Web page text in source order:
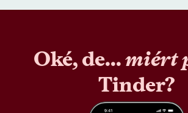
Oké, de...miért
Tinder?